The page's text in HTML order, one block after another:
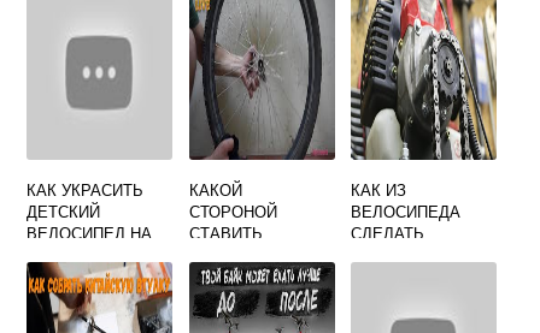
КАК УКРАСИТЬ
ДЕТСКИЙ
ВЕЛОСИПЕД НА
СВОИМИ РУКАМИ
КАКОЙ
СТОРОНОЙ
СТАВИТЬ
ПЕРЕДНЕЕ
КОЛЕСО
ВЕЛОСИПЕДА
КАК ИЗ
ВЕЛОСИПЕДА
СДЕЛАТЬ